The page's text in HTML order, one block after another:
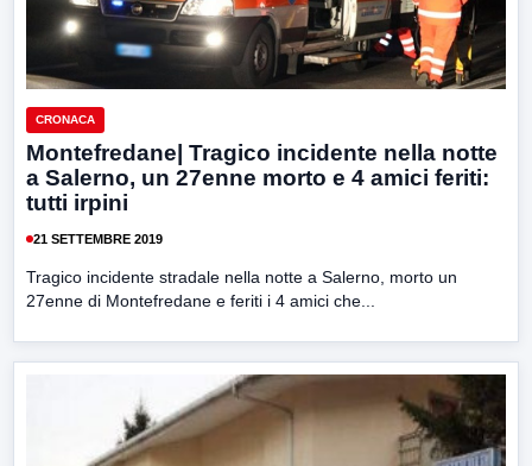
CRONACA
Montefredane| Tragico incidente nella notte
a Salerno, un 27enne morto e 4 amici feriti:
tutti irpini
21 SETTEMBRE 2019
Tragico incidente stradale nella notte a Salerno, morto un
27enne di Montefredane e feriti i 4 amici che...